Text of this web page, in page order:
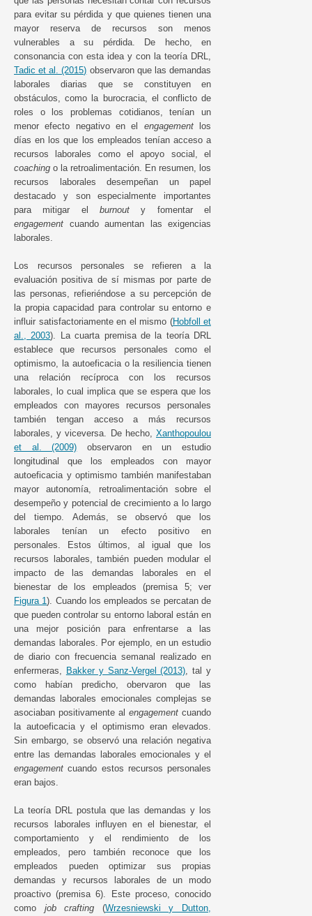
para evitar su pérdida y que quienes tienen una
mayor reserva de recursos son menos
vulnerables a su pérdida. De hecho, en
consonancia con esta idea y con la teoría DRL,
Tadic et al. (2015) observaron que las demandas
laborales diarias que se constituyen en
obstáculos, como la burocracia, el conflicto de
roles o los problemas cotidianos, tenían un
menor efecto negativo en el engagementlos
días en los que los empleados tenían acceso a
recursos laborales como el apoyo social, el
coaching o la retroalimentación. En resumen, los
recursos laborales desempeñan un papel
destacado y son especialmente importantes
para mitigar el burnout y fomentar el
engagement cuando aumentan las exigencias
laborales.
Los recursos personales se refieren a la
evaluación positiva de sí mismas por parte de
las personas, refieriéndose a su percepción de
la propia capacidad para controlar su entorno e
influir satisfactoriamente en el mismo (Hobfoll et
al., 2003). La cuarta premisa de la teoría DRL
establece que recursos personales como el
optimismo, la autoeficacia o la resiliencia tienen
una relación recíproca con los recursos
laborales, lo cual implica que se espera que los
empleados con mayores recursos personales
también tengan acceso a más recursos
laborales, y viceversa. De hecho, Xanthopoulou
et al. (2009) observaron en un estudio
longitudinal que los empleados con mayor
autoeficacia y optimismo también manifestaban
mayor autonomía, retroalimentación sobre el
desempeño y potencial de crecimiento a lo largo
del tiempo. Además, se observó que los
laborales tenían un efecto positivo en
personales. Estos últimos, al igual que los
recursos laborales, también pueden modular el
impacto de las demandas laborales en el
bienestar de los empleados (premisa 5; ver
Figura 1). Cuando los empleados se percatan de
que pueden controlar su entorno laboral están en
una mejor posición para enfrentarse a las
demandas laborales. Por ejemplo, en un estudio
de diario con frecuencia semanal realizado en
enfermeras, Bakker y Sanz-Vergel (2013), tal y
como habían predicho, obervaron que las
demandas laborales emocionales complejas se
asociaban positivamente al engagement cuando
la autoeficacia y el optimismo eran elevados.
Sin embargo, se observó una relación negativa
entre las demandas laborales emocionales y el
engagement cuando estos recursos personales
eran bajos.
La teoría DRL postula que las demandas y los
recursos laborales influyen en el bienestar, el
comportamiento y el rendimiento de los
empleados, pero también reconoce que los
empleados pueden optimizar sus propias
demandas y recursos laborales de un modo
proactivo (premisa 6). Este proceso, conocido
como job crafting (Wrzesniewski y Dutton,